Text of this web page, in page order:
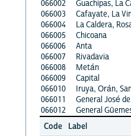
066002
Guachipas, La
066003
Cafayate, La
066004
La Caldera,
066005
Chicoana
066006
Anta
066007
Rivadavia
066008
Metán
066009
Capital
066010
Iruya, Orán,
066011
General José
066012
General
Code
Label